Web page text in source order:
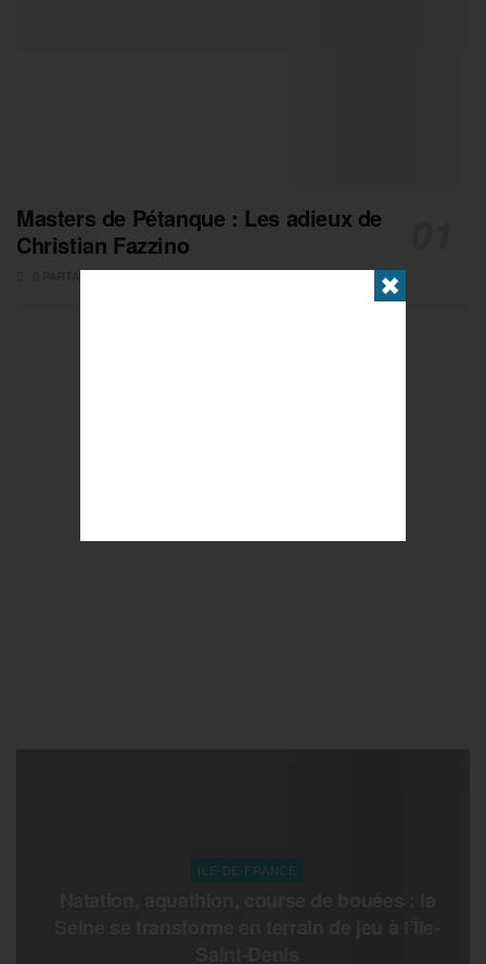
Masters de Pétanque : Les adieux de
Christian Fazzino
0 PARTAGES
ILE-DE-FRANCE
✖